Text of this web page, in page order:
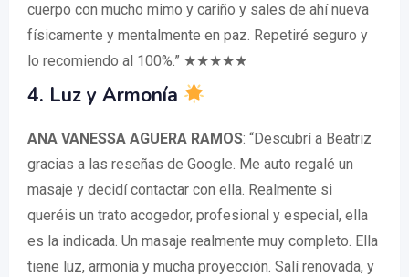
cuerpo con mucho mimo y cariño y sales de ahí nueva
físicamente y mentalmente en paz. Repetiré seguro y
lo recomiendo al 100%.” ★★★★★
4. Luz y Armonía
ANA VANESSA AGUERA RAMOS: “Descubrí a Beatriz
gracias a las reseñas de Google. Me auto regalé un
masaje y decidí contactar con ella. Realmente si
queréis un trato acogedor, profesional y especial, ella
es la indicada. Un masaje realmente muy completo. Ella
tiene luz, armonía y mucha proyección. Salí renovada, y